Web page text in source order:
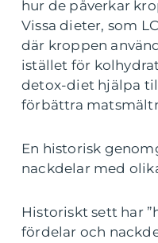
hur de påverkar
Vissa dieter, som
där kroppen
istället för
detox-diet hjälpa
förbättra
En historisk
nackdelar med
Historiskt sett har
fördelar och